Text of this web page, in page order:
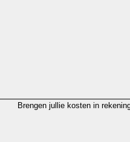
Brengen jullie kosten in